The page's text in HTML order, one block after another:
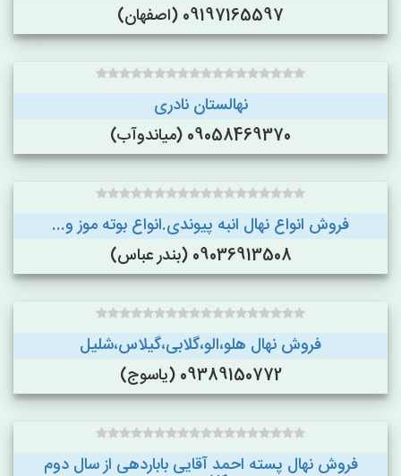
09197165597 (اصفهان)
نهالستان نادری
09058469370 (میاندوآب)
فروش انواع نهال انبه پیوندی.انواع بوته موز و...
09036913508 (بندر عباس)
فروش نهال هلو،الو،گلابی،گیلاس،شلیل
09389150772 (یاسوج)
فروش نهال پسته احمد آقایی باباردهی از سال دوم